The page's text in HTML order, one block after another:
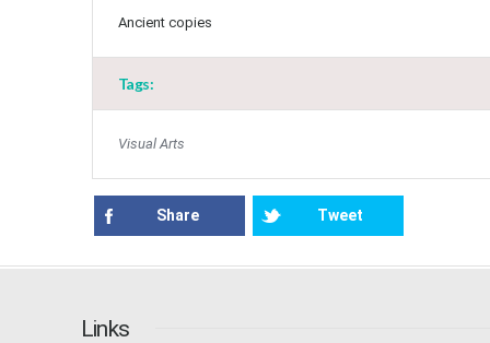
Ancient copies
Tags:
Visual Arts
Share Tweet
Links